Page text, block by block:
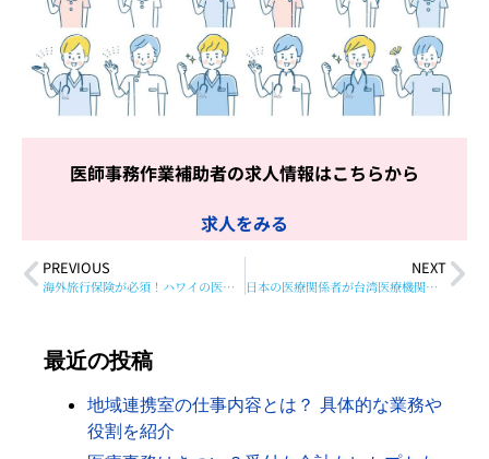
医師事務作業補助者の求人情報はこちらから
求人をみる
PREVIOUS
海外旅行保険が必須！ハワイの医療費は高額
NEXT
日本の医療関係者が台湾医療機関を視察して気づいたこと
最近の投稿
地域連携室の仕事内容とは？ 具体的な業務や
役割を紹介